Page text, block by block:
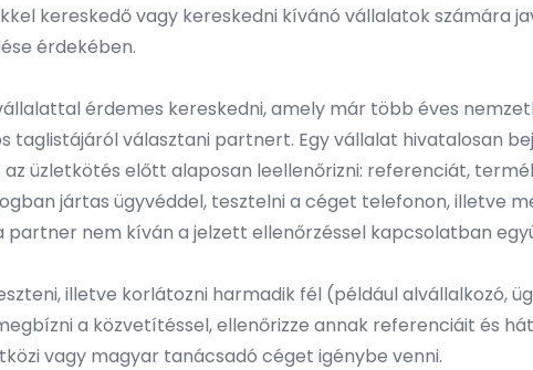
kereskedő vagy kereskedni kívánó vállalatok számára
érdekében.
érdemes kereskedni, amely már több éves
taglistájáról választani partnert. Egy vállalat hivatalosan
az üzletkötés előtt alaposan leellenőrizni: referenciát,
jártas ügyvéddel, tesztelni a céget telefonon, illetve
partner nem kíván a jelzett ellenőrzéssel kapcsolatban
illetve korlátozni harmadik fél (például alvállalkozó,
a közvetítéssel, ellenőrizze annak referenciáit és
vagy magyar tanácsadó céget igénybe venni.